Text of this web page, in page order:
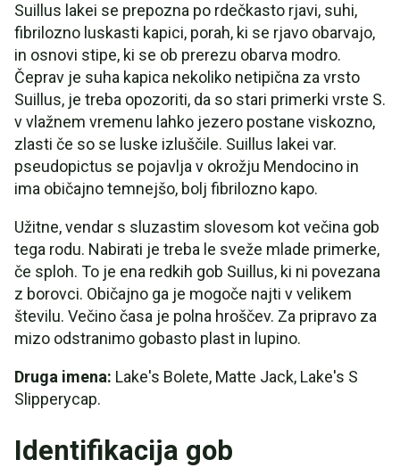
Suillus lakei se prepozna po rdečkasto rjavi, suhi,
fibrilozno luskasti kapici, porah, ki se rjavo obarvajo,
in osnovi stipe, ki se ob prerezu obarva modro.
Čeprav je suha kapica nekoliko netipična za vrsto
Suillus, je treba opozoriti, da so stari primerki vrste S.
v vlažnem vremenu lahko jezero postane viskozno,
zlasti če so se luske izluščile. Suillus lakei var.
pseudopictus se pojavlja v okrožju Mendocino in
ima običajno temnejšo, bolj fibrilozno kapo.
Užitne, vendar s sluzastim slovesom kot večina gob
tega rodu. Nabirati je treba le sveže mlade primerke,
če sploh. To je ena redkih gob Suillus, ki ni povezana
z borovci. Običajno ga je mogoče najti v velikem
številu. Večino časa je polna hroščev. Za pripravo za
mizo odstranimo gobasto plast in lupino.
Druga imena: Lake's Bolete, Matte Jack, Lake's S
Slipperycap.
Identifikacija gob